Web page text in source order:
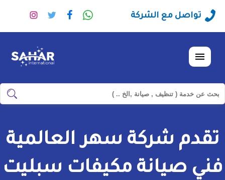
تواصل مع الشركة
راسلنا تابعنا تابعنا
القائمة
ابحث
سهر
العالمية
تقدم شركة سهر العالمية
فني صيانة مكيفات سبليت